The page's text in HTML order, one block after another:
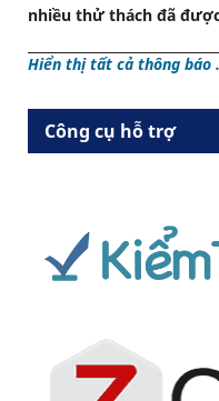
nhiều thử thách đã
Hiển thị tất cả thông báo
Công cụ hỗ trợ